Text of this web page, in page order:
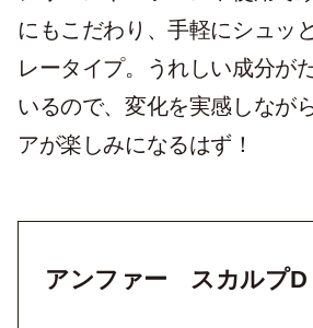
にもこだわり、手軽にシュッ
レータイプ。うれしい成分が
いるので、変化を実感しなが
アが楽しみになるはず！
アンファー スカルプD